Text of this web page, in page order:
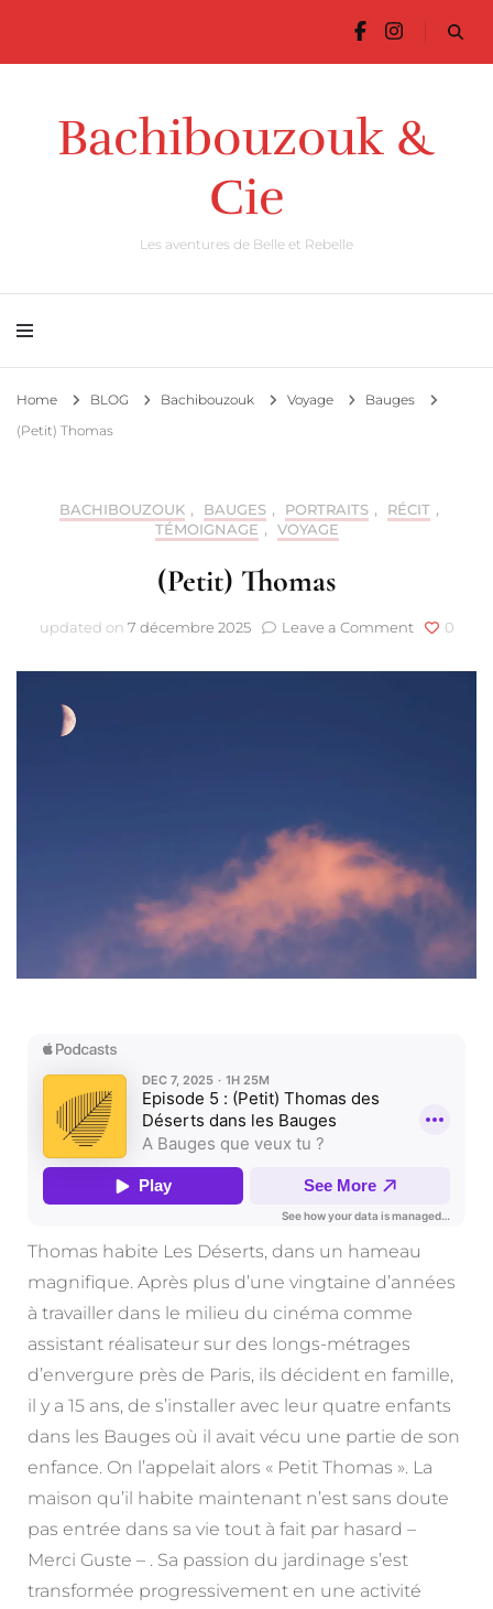
Bachibouzouk &
Cie
Les aventures de Belle et Rebelle
Home BLOG Bachibouzouk Voyage
Bauges
(Petit) Thomas
BACHIBOUZOUK , BAUGES , PORTRAITS , RÉCIT ,
TÉMOIGNAGE , VOYAGE
(Petit) Thomas
updated on 7 décembre 2025 Leave a Commenton
Thomas
0
Thomas habite Les Déserts, dans un hameau
magnifique. Après plus d’une vingtaine d’années
à travailler dans le milieu du cinéma comme
assistant réalisateur sur des longs-métrages
d’envergure près de Paris, ils décident en famille,
il y a 15 ans, de s’installer avec leur quatre enfants
dans les Bauges où il avait vécu une partie de son
enfance. On l’appelait alors « Petit Thomas ». La
maison qu’il habite maintenant n’est sans doute
pas entrée dans sa vie tout à fait par hasard –
Merci Guste – . Sa passion du jardinage s’est
transformée progressivement en une activité